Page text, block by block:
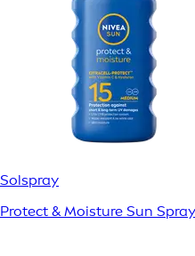
Solspray
Protect & Moisture Sun Spray